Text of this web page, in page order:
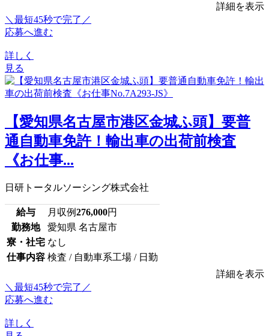
詳細を表示
＼最短45秒で完了／
応募へ進む
詳しく
見る
【愛知県名古屋市港区金城ふ頭】要普
通自動車免許！輸出車の出荷前検査
《お仕事...
日研トータルソーシング株式会社
給与 月収例276,000円
勤務地
愛知県 名古屋市
寮・社宅 なし
仕事内容 検査 / 自動車系工場 / 日勤
詳細を表示
＼最短45秒で完了／
応募へ進む
詳しく